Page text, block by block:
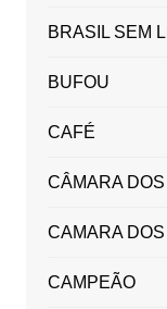
BRASIL SEM
BUFOU
CAFÉ
CÂMARA
CAMARA
CAMPEÃO